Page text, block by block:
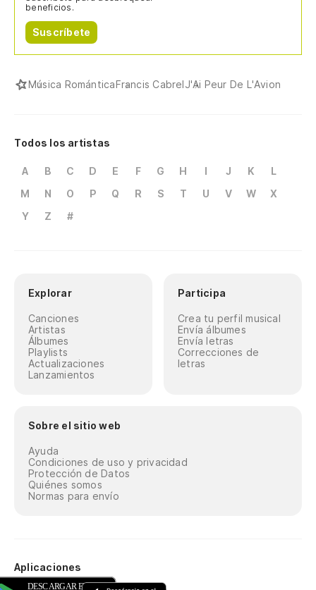
beneficios.
Suscríbete
Música RománticaFrancis CabrelJ'Ai Peur De L'Avion
Todos los artistas
A B C D E F G H I J K
L
M
N O P Q R S T U V W
X
Y
Z #
Explorar
Canciones
Artistas
Álbumes
Playlists
Actualizaciones
Lanzamientos
Participa
Crea tu perfil musical
Envía álbumes
Envía letras
Correcciones de
letras
Sobre el sitio web
Ayuda
Condiciones de uso y privacidad
Protección de Datos
Quiénes somos
Normas para envío
Aplicaciones